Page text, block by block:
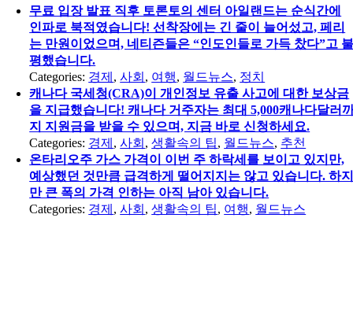
무료 입장 발표 직후 토론토의 센터 아일랜드는 순식간에
인파로 북적였습니다! 선착장에는 긴 줄이 늘어섰고, 페리
는 만원이었으며, 네티즌들은 “인도인들로 가득 찼다”고
평했습니다.
Categories: 경제 ,사회 , 여행, 월드뉴스, 정치
캐나다 국세청(CRA)이 개인정보 유출 사고에 대한 보상금
을 지급했습니다! 캐나다 거주자는 최대 5,000캐나다달러
지 지원금을 받을 수 있으며, 지금 바로 신청하세요.
Categories: 경제 ,사회 ,생활속의 팁, 월드뉴스, 추천
온타리오주 가스 가격이 이번 주 하락세를 보이고 있지만,
예상했던 것만큼 급격하게 떨어지지는 않고 있습니다. 하
만 큰 폭의 가격 인하는 아직 남아 있습니다.
Categories: 경제 ,사회 ,생활속의 팁, 여행, 월드뉴스